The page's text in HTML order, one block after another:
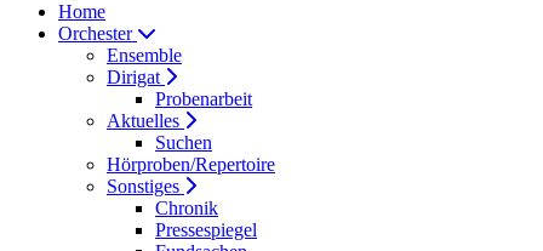
Home
Orchester
Ensemble
Dirigat
Probenarbeit
Aktuelles
Suchen
Hörproben/Repertoire
Sonstiges
Chronik
Pressespiegel